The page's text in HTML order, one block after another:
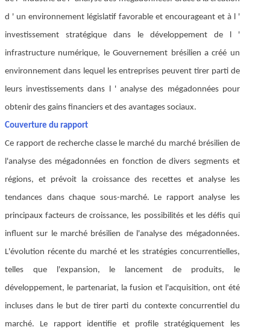
d ' un environnement législatif favorable et encourageant et à l '
investissement stratégique dans le développement de l '
infrastructure numérique, le Gouvernement brésilien a créé un
environnement dans lequel les entreprises peuvent tirer parti de
leurs investissements dans l ' analyse des mégadonnées pour
obtenir des gains financiers et des avantages sociaux.
Couverture du rapport
Ce rapport de recherche classe le marché du marché brésilien de
l'analyse des mégadonnées en fonction de divers segments et
régions, et prévoit la croissance des recettes et analyse les
tendances dans chaque sous-marché. Le rapport analyse les
principaux facteurs de croissance, les possibilités et les défis qui
influent sur le marché brésilien de l'analyse des mégadonnées.
L'évolution récente du marché et les stratégies concurrentielles,
telles que l'expansion, le lancement de produits, le
développement, le partenariat, la fusion et l'acquisition, ont été
incluses dans le but de tirer parti du contexte concurrentiel du
marché. Le rapport identifie et profile stratégiquement les